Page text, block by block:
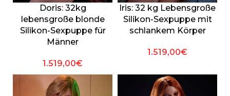
Doris: 32kg
lebensgroße blonde
Silikon-Sexpuppe für
Männer
1.519,00€
Iris: 32 kg Lebensgroße
Silikon-Sexpuppe mit
schlankem Körper
1.519,00€